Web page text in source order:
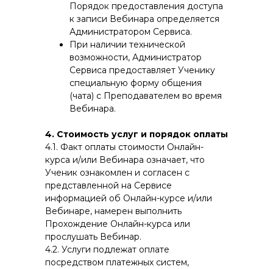
Порядок предоставления доступа
к записи Вебинара определяется
Администратором Сервиса.
При наличии технической
возможности, Администратор
Сервиса предоставляет Ученику
специальную форму общения
(чата) с Преподавателем во время
Вебинара.
4. Стоимость услуг и порядок оплаты
4.1. Факт оплаты стоимости Онлайн-
курса и/или Вебинара означает, что
Ученик ознакомлен и согласен с
представленной на Сервисе
информацией об Онлайн-курсе и/или
Вебинаре, намерен выполнить
Прохождение Онлайн-курса или
прослушать Вебинар.
4.2. Услуги подлежат оплате
посредством платежных систем,